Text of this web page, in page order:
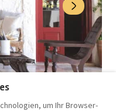
um Ihr Browser-